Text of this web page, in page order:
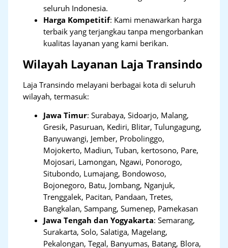
seluruh Indonesia.
Harga Kompetitif: Kami menawarkan harga
terbaik yang terjangkau tanpa mengorbankan
kualitas layanan yang kami berikan.
Wilayah Layanan Laja Transindo
Laja Transindo melayani berbagai kota di seluruh
wilayah, termasuk:
Jawa Timur:Surabaya, Sidoarjo, Malang,
Gresik, Pasuruan, Kediri, Blitar, Tulungagung,
Banyuwangi, Jember, Probolinggo,
Mojokerto, Madiun, Tuban, kertosono, Pare,
Mojosari, Lamongan, Ngawi, Ponorogo,
Situbondo, Lumajang, Bondowoso,
Bojonegoro, Batu, Jombang, Nganjuk,
Trenggalek, Pacitan, Pandaan, Tretes,
Bangkalan, Sampang, Sumenep, Pamekasan
Jawa Tengah dan Yogyakarta:Semarang,
Surakarta, Solo, Salatiga, Magelang,
Pekalongan, Tegal, Banyumas, Batang, Blora,